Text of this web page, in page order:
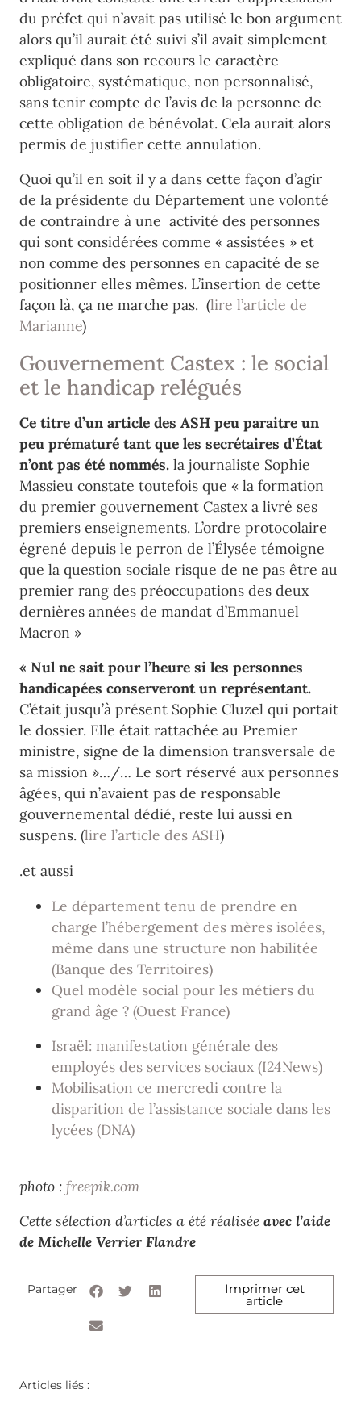
du préfet qui n’avait pas utilisé le bon argument
alors qu’il aurait été suivi s’il avait simplement
expliqué dans son recours le caractère
obligatoire, systématique, non personnalisé,
sans tenir compte de l’avis de la personne de
cette obligation de bénévolat. Cela aurait alors
permis de justifier cette annulation.
Quoi qu’il en soit il y a dans cette façon d’agir
de la présidente du Département une volonté
de contraindre à une activité des personnes
qui sont considérées comme « assistées » et
non comme des personnes en capacité de se
positionner elles mêmes. L’insertion de cette
façon là, ça ne marche pas. (lire l’article de
Marianne)
Gouvernement Castex : le social
et le handicap relégués
Ce titre d’un article des ASH peu paraitre un
peu prématuré tant que les secrétaires d’État
n’ont pas été nommés. la journaliste Sophie
Massieu constate toutefois que « la formation
du premier gouvernement Castex a livré ses
premiers enseignements. L’ordre protocolaire
égrené depuis le perron de l’Élysée témoigne
que la question sociale risque de ne pas être au
premier rang des préoccupations des deux
dernières années de mandat d’Emmanuel
Macron »
« Nul ne sait pour l’heure si les personnes
handicapées conserveront un représentant.
C’était jusqu’à présent Sophie Cluzel qui portait
le dossier. Elle était rattachée au Premier
ministre, signe de la dimension transversale de
sa mission »…/… Le sort réservé aux personnes
âgées, qui n’avaient pas de responsable
gouvernemental dédié, reste lui aussi en
suspens. (lire l’article des ASH)
.et aussi
Le département tenu de prendre en
charge l’hébergement des mères isolées,
même dans une structure non habilitée
(Banque des Territoires)
Quel modèle social pour les métiers du
grand âge ? (Ouest France)
Israël: manifestation générale des
employés des services sociaux (I24News)
Mobilisation ce mercredi contre la
disparition de l’assistance sociale dans les
lycées (DNA)
photo : freepik.com
Cette sélection d’articles a été réalisée avec l’aide
de Michelle Verrier Flandre
Partager Imprimer cet
article
Articles liés :